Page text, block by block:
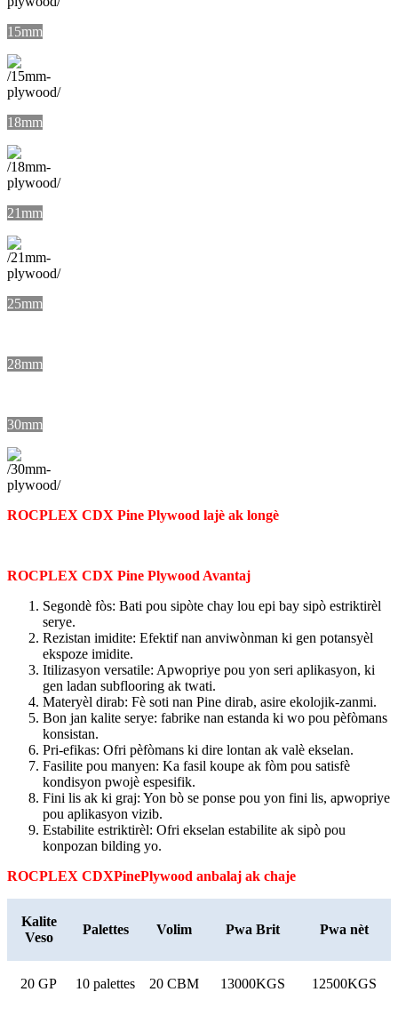
15mm
18mm
21mm
25mm
28mm
30mm
ROCPLEX CDX Pine Plywood lajè ak longè
ROCPLEX CDX Pine Plywood Avantaj
Segondè fòs: Bati pou sipòte chay lou epi bay sipò estriktirèl
serye.
Rezistan imidite: Efektif nan anviwònman ki gen potansyèl
ekspoze imidite.
Itilizasyon versatile: Apwopriye pou yon seri aplikasyon, ki
gen ladan subflooring ak twati.
Materyèl dirab: Fè soti nan Pine dirab, asire ekolojik-zanmi.
Bon jan kalite serye: fabrike nan estanda ki wo pou pèfòmans
konsistan.
Pri-efikas: Ofri pèfòmans ki dire lontan ak valè ekselan.
Fasilite pou manyen: Ka fasil koupe ak fòm pou satisfè
kondisyon pwojè espesifik.
Fini lis ak ki graj: Yon bò se ponse pou yon fini lis, apwopriye
pou aplikasyon vizib.
Estabilite estriktirèl: Ofri ekselan estabilite ak sipò pou
konpozan bilding yo.
ROCPLEX CDXPinePlywood anbalaj ak chaje
Kalite
Veso
Palettes Volim Pwa Brit Pwa nèt
20 GP 10 palettes 20 CBM 13000KGS 12500KGS